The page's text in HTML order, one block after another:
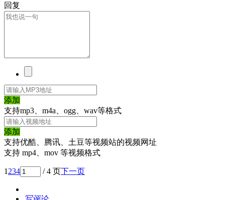
回复
添加
支持mp3、m4a、ogg、wav等格式
添加
支持优酷、腾讯、土豆等视频站的视频网址
支持 mp4、mov 等视频格式
1 234 / 4 页下一页